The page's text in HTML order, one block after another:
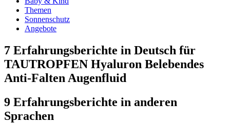
Themen
Sonnenschutz
Angebote
7 Erfahrungsberichte in Deutsch für
TAUTROPFEN Hyaluron Belebendes
Anti-Falten Augenfluid
9 Erfahrungsberichte in anderen
Sprachen